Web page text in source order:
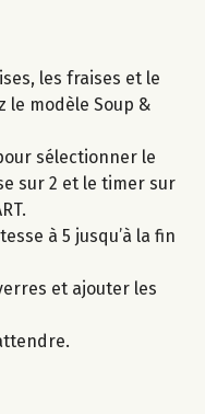
les fraises et le
le modèle Soup &
sélectionner le
sur 2 et le timer sur
à 5 jusqu’à la fin
et ajouter les